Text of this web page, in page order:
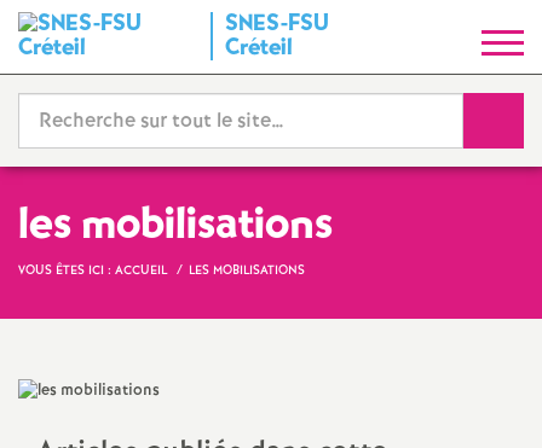
SNES-FSU
Créteil
y
n
les mobilisations
VOUS ÊTES ICI : ACCUEIL LES MOBILISATIONS